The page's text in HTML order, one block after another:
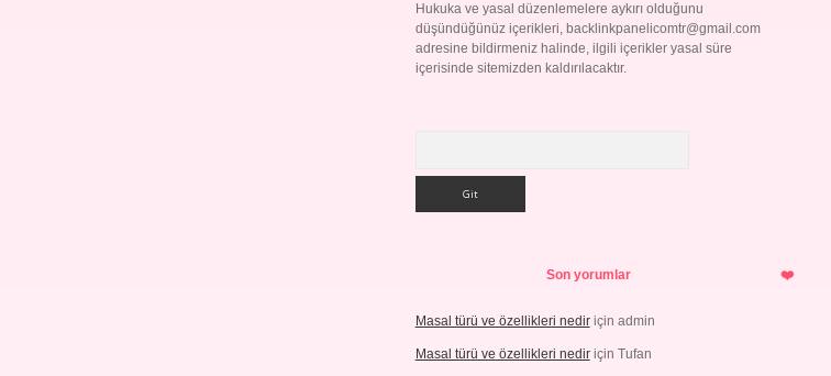
Hukuka ve yasal düzenlemelere aykırı olduğunu
düşündüğünüz içerikleri, backlinkpanelicomtr@gmail.com
adresine bildirmeniz halinde, ilgili içerikler yasal süre
içerisinde sitemizden kaldırılacaktır.
Son yorumlar
Masal türü ve özellikleri nediriçin admin
Masal türü ve özellikleri nediriçin Tufan